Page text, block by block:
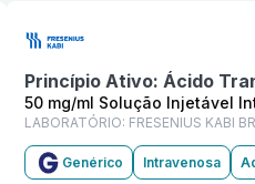
Princípio Ativo: Ácido
50 mg/ml Solução Injetável
LABORATÓRIO: FRESENIUS KABI
Genérico Intravenosa